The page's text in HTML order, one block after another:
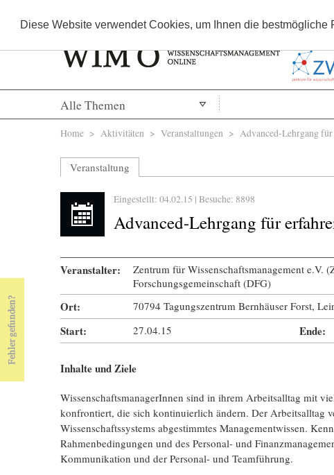
Diese Website verwendet Cookies, um Ihnen die bestmögliche
Alle Themen
Sie sind hier
Home > Aktivitäten > Veranstaltungen > Advanced-Lehrgang für
Veranstaltung
Eingestellt: 04.02.15 | Besuche: 8898
Advanced-Lehrgang für
Veranstalter:
Zentrum für Wissenschaftsmanagement e.V.
Forschungsgemeinschaft (DFG)
Ort: 70794 Tagungszentrum Bernhäuser Forst,
Start: 27.04.15 Ende:
Inhalte und Ziele
WissenschaftsmanagerInnen sind in ihrem Arbeitsalltag mit
konfrontiert, die sich kontinuierlich ändern. Der Arbeitsalltag
Wissenschaftssystems abgestimmtes Managementwissen.
Rahmenbedingungen und des Personal- und
Kommunikation und der Personal- und Teamführung.